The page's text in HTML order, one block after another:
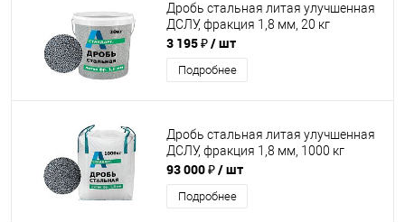
Дробь стальная литая улучшенная
ДСЛУ, фракция 1,8 мм, 20 кг
3 195 ₽/ шт
Подробнее
Дробь стальная литая улучшенная
ДСЛУ, фракция 1,8 мм, 1000 кг
93 000 ₽/ шт
Подробнее